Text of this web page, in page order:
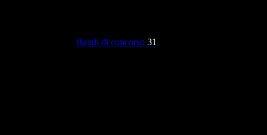
Bandi di concorso 31